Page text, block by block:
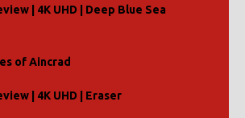
| 4K UHD | Deep Blue Sea
of Aincrad
| 4K UHD | Eraser